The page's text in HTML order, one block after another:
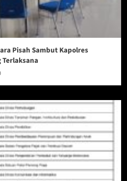
Pisah Sambut Kapolres